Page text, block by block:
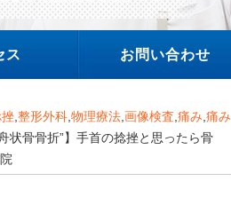
ス お問い合わせ
整形外科 物理療法 画像検査 痛み 痛み
状骨骨折”】手首の捻挫と思ったら骨